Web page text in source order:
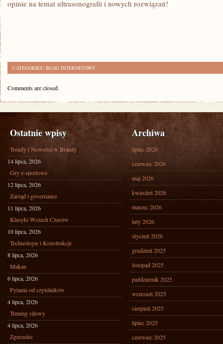
opinie na temat ultrasonografii i nowych rozwiązań!
CATEGORIES: BLOG INTERNETOWY
Comments are closed.
Ostatnie wpisy
Trendy i Nowości w Branży
14 lipca, 2026
Gry e-sportowe
12 lipca, 2026
Zarząd i governance
11 lipca, 2026
Klasyki Wszech Czasów
10 lipca, 2026
Technologie i Konstrukcje
8 lipca, 2026
Makau
6 lipca, 2026
Pytania od czytelników
4 lipca, 2026
Trening siłowy
4 lipca, 2026
Zgorzelec
Archiwa
lipiec 2026
czerwiec 2026
maj 2026
kwiecień 2026
marzec 2026
luty 2026
styczeń 2026
grudzień 2025
listopad 2025
październik 2025
wrzesień 2025
sierpień 2025
lipiec 2025
czerwiec 2025